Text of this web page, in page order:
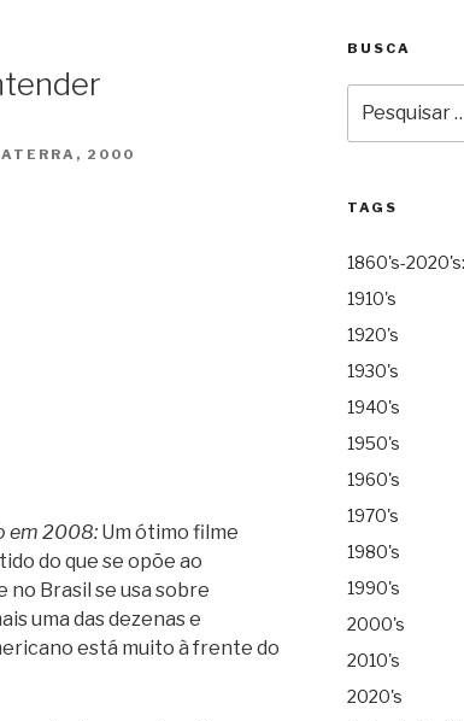
2000
em 2008: Um ótimo filme
do que se opõe ao
no Brasil se usa sobre
uma das dezenas e
está muito à frente do
BUSCA
por:
TAGS
1860's-
1910's
1920's
1930's
1940's
1950's
1960's
1970's
1980's
1990's
2000's
2010's
2020's